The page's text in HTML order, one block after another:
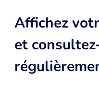
Affichez
et